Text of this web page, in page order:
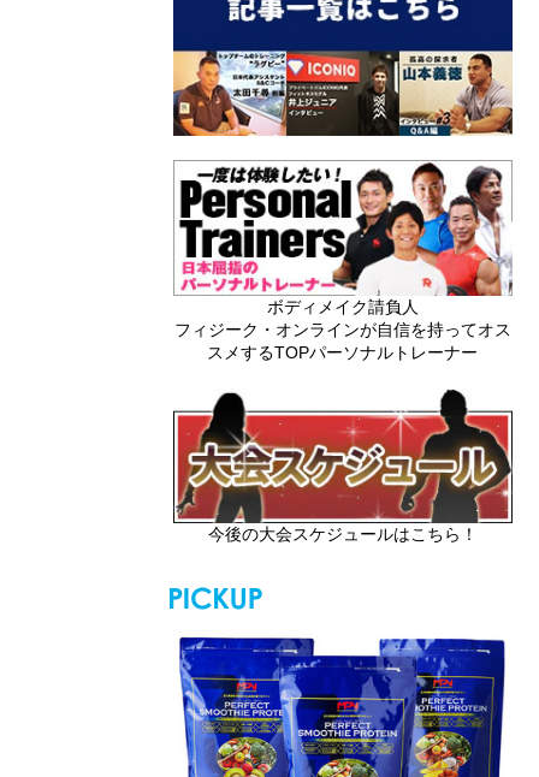
ボディメイク請負人
フィジーク・オンラインが自信を持ってオス
スメするTOPパーソナルトレーナー
今後の大会スケジュールはこちら！